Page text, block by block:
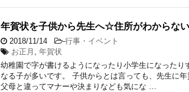
年賀状を子供から先生へ☆住所がわからな
2018/11/14 -行事・イベント
お正月 , 年賀状
幼稚園で字が書けるようになったり小学生になったり
なる子が多いです。 子供からとは言っても、先生に
父母と違ってマナーや決まりなども気にな …